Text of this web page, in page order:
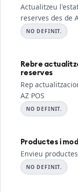
Actualitzeu
reserves des de
NO DEFINIT.
Rebre
reserves
Rep
AZ POS
NO DEFINIT.
Productes i
Envieu
NO DEFINIT.